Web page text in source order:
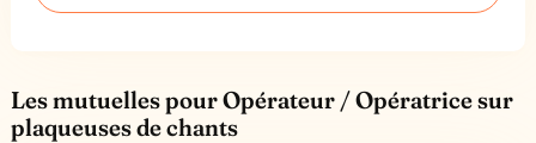
Les mutuelles pour Opérateur / Opératrice sur
plaqueuses de chants